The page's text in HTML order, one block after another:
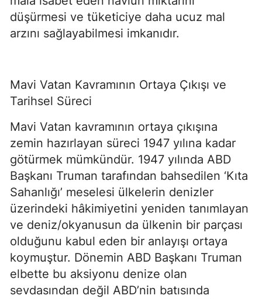
düşürmesi ve tüketiciye daha ucuz mal
arzını sağlayabilmesi imkanıdır.
Mavi Vatan Kavramının Ortaya Çıkışı ve
Tarihsel Süreci
Mavi Vatan kavramının ortaya çıkışına
zemin hazırlayan süreci 1947 yılına kadar
götürmek mümkündür. 1947 yılında ABD
Başkanı Truman tarafından bahsedilen ‘Kıta
Sahanlığı’ meselesi ülkelerin denizler
üzerindeki hâkimiyetini yeniden tanımlayan
ve deniz/okyanusun da ülkenin bir parçası
olduğunu kabul eden bir anlayışı ortaya
koymuştur. Dönemin ABD Başkanı Truman
elbette bu aksiyonu denize olan
sevdasından değil ABD’nin batısında